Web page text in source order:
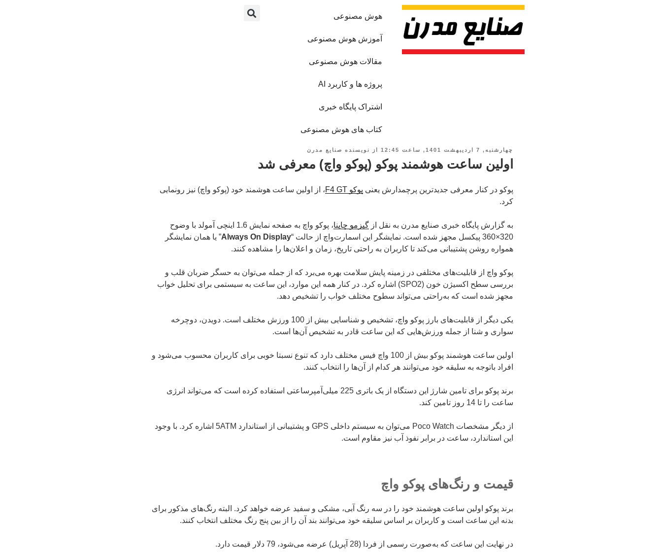
هوش مصنوعی
آموزش هوش مصنوعی
مقالات هوش مصنوعی
پروژه ها و کاربرد AI
اشتراک پایگاه خبری
کتاب های هوش مصنوعی
چهارشنبه, 7 اردیبهشت 1401, ساعت 12:45 از نویسنده صنایع مدرن
اولین ساعت هوشمند پوکو (پوکو واچ) معرفی شد
پوکو در کنار معرفی جدیدترین پرچمدارش یعنی پوکو F4 GT
، از اولین ساعت هوشمند خود (پوکو واچ) نیز رونمایی
کرد.
به گزارش پایگاه خبری صنایع مدرن به نقل از گیزمو چاینا
، پوکو واچ به صفحه نمایش 1.6 اینچی آمولد با وضوح
320×360 پیکسل مجهز شده است. نمایشگر این اسمارت‌واچ از حالت “
Always On Display” یا همان نمایشگر
همواره روشن پشتیبانی می‌کند تا کاربران به راحتی تاریخ، زمان و اعلان‌ها را مشاهده کنند.
پوکو واچ از قابلیت‌های مختلفی در زمینه پایش سلامت بهره می‌برد که از جمله می‌توان به حسگر ضربان قلب و
بررسی سطح اکسیژن خون (SPO2) اشاره کرد. در کنار همه این موارد، این ساعت به سیستمی برای تحلیل خواب
مجهز شده است که به‌راحتی می‌تواند سطوح مختلف خواب را تشخیص دهد.
یکی دیگر از قابلیت‌های بارز پوکو واچ، تشخیص و شناسایی بیش از 100 ورزش مختلف است. دویدن، دوچرخه
سواری و شنا از جمله ورزش‌هایی که این ساعت قادر به تشخیص آن‌ها است.
اولین ساعت هوشمند پوکو بیش از 100 واچ فیس مختلف دارد که تنوع نسبتا خوبی برای کاربران محسوب می‌شود و
افراد باتوجه به سلیقه خود می‌توانند هر کدام از آن‌ها را انتخاب کنند.
برند پوکو برای تامین شارژ این دستگاه از یک باتری 225 میلی‌آمپرساعتی استفاده کرده است که می‌تواند انرژی
ساعت را تا 14 روز تامین کند.
از دیگر مشخصات Poco Watch می‌توان به سیستم داخلی GPS و پشتیبانی از استاندارد 5ATM اشاره کرد. با وجود
این استاندارد، ساعت در برابر نفوذ آب نیز مقاوم است.
قیمت و رنگ‌های پوکو واچ
برند پوکو اولین ساعت هوشمند خود را در سه رنگ آبی، مشکی و سفید عرضه خواهد کرد. البته رنگ‌های مذکور برای
بدنه این ساعت است و کاربران بر اساس سلیقه خود می‌توانند بند آن را از بین پنج رنگ مختلف انتخاب کنند.
در نهایت این ساعت که به‌صورت رسمی از فردا (28 آپریل) عرضه می‌شود، 79 دلار قیمت دارد.